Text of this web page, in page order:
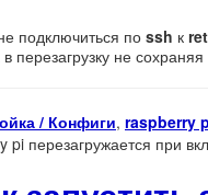
подключиться по ssh к
перезагрузку не сохраняя
/ Конфиги, raspberry
pi перезагружается при